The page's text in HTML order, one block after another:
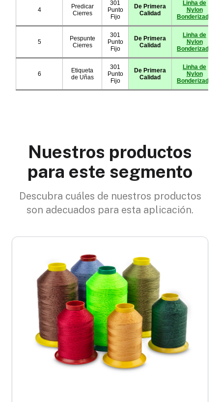
Nuestros productos
para este segmento
Descubra cuáles de nuestros productos
son adecuados para esta aplicación.